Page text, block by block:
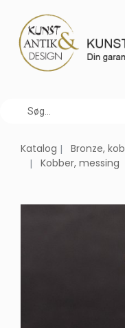
Katalog
Bronze,
Kobber, messing